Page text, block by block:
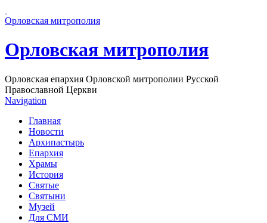
Орловская митрополия
Орловская митрополия
Орловская епархия Орловской митрополии Русской
Православной Церкви
Navigation
Главная
Новости
Архипастырь
Епархия
Храмы
История
Святые
Святыни
Музей
Для СМИ